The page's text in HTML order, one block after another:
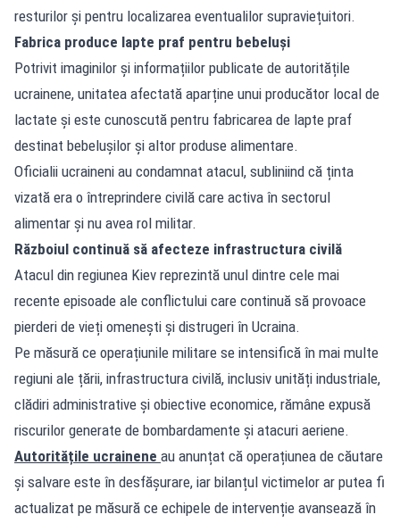
resturilor și pentru localizarea eventualilor supraviețuitori.
Fabrica produce lapte praf pentru bebeluși
Potrivit imaginilor și informațiilor publicate de autoritățile
ucrainene, unitatea afectată aparține unui producător local de
lactate și este cunoscută pentru fabricarea de lapte praf
destinat bebelușilor și altor produse alimentare.
Oficialii ucraineni au condamnat atacul, subliniind că ținta
vizată era o întreprindere civilă care activa în sectorul
alimentar și nu avea rol militar.
Războiul continuă să afecteze infrastructura civilă
Atacul din regiunea Kiev reprezintă unul dintre cele mai
recente episoade ale conflictului care continuă să provoace
pierderi de vieți omenești și distrugeri în Ucraina.
Pe măsură ce operațiunile militare se intensifică în mai multe
regiuni ale țării, infrastructura civilă, inclusiv unități industriale,
clădiri administrative și obiective economice, rămâne expusă
riscurilor generate de bombardamente și atacuri aeriene.
Autoritățile ucrainene au anunțat că operațiunea de căutare
și salvare este în desfășurare, iar bilanțul victimelor ar putea fi
actualizat pe măsură ce echipele de intervenție avansează în